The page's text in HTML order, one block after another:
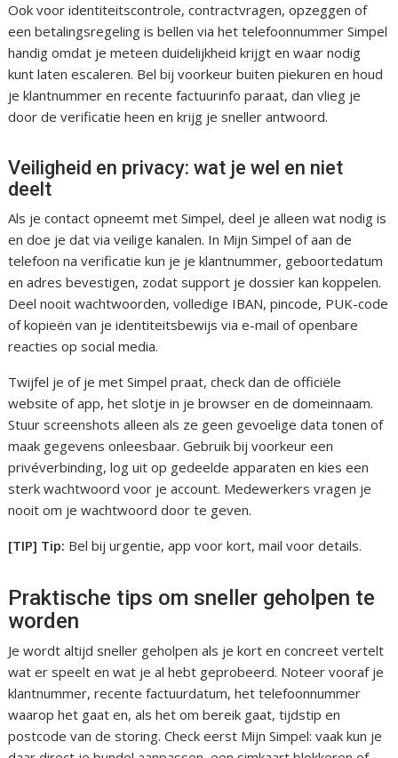
Ook voor identiteitscontrole, contractvragen, opzeggen of
een betalingsregeling is bellen via het telefoonnummer Simpel
handig omdat je meteen duidelijkheid krijgt en waar nodig
kunt laten escaleren. Bel bij voorkeur buiten piekuren en houd
je klantnummer en recente factuurinfo paraat, dan vlieg je
door de verificatie heen en krijg je sneller antwoord.
Veiligheid en privacy: wat je wel en niet
deelt
Als je contact opneemt met Simpel, deel je alleen wat nodig is
en doe je dat via veilige kanalen. In Mijn Simpel of aan de
telefoon na verificatie kun je je klantnummer, geboortedatum
en adres bevestigen, zodat support je dossier kan koppelen.
Deel nooit wachtwoorden, volledige IBAN, pincode, PUK-code
of kopieën van je identiteitsbewijs via e-mail of openbare
reacties op social media.
Twijfel je of je met Simpel praat, check dan de officiële
website of app, het slotje in je browser en de domeinnaam.
Stuur screenshots alleen als ze geen gevoelige data tonen of
maak gegevens onleesbaar. Gebruik bij voorkeur een
privéverbinding, log uit op gedeelde apparaten en kies een
sterk wachtwoord voor je account. Medewerkers vragen je
nooit om je wachtwoord door te geven.
[TIP] Tip: Bel bij urgentie, app voor kort, mail voor details.
Praktische tips om sneller geholpen te
worden
Je wordt altijd sneller geholpen als je kort en concreet vertelt
wat er speelt en wat je al hebt geprobeerd. Noteer vooraf je
klantnummer, recente factuurdatum, het telefoonnummer
waarop het gaat en, als het om bereik gaat, tijdstip en
postcode van de storing. Check eerst Mijn Simpel: vaak kun je